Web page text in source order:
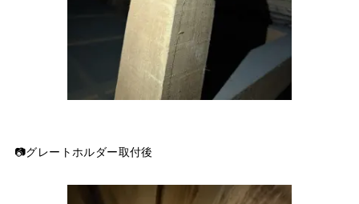
📷グレートホルダー取付後